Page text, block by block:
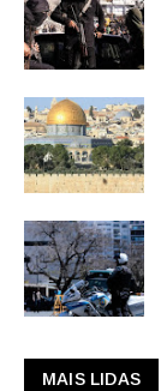
MAIS LIDAS